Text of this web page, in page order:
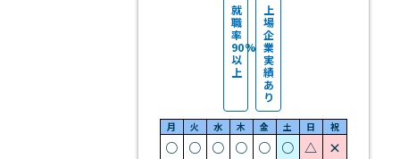
就
職
率
90%
以
上
上
場
企
業
実
績
あ
り
月 火 水 木 金 土 日 祝
○ ○ ○ ○ ○ ○ △ ×